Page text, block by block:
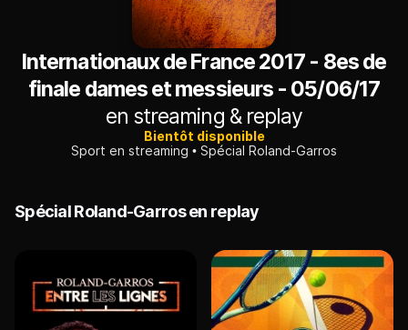
Internationaux de France 2017 - 8es de
finale dames et messieurs - 05/06/17
en streaming & replay
Bientôt disponible
Sport en streaming
Spécial Roland-Garros
Spécial Roland-Garros en replay